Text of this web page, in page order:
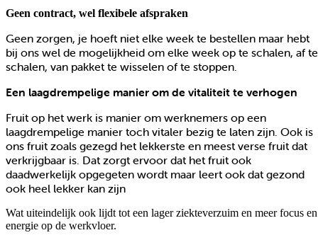
Geen contract, wel flexibele afspraken
Geen zorgen, je hoeft niet elke week te bestellen maar hebt
bij ons wel de mogelijkheid om elke week op te schalen, af te
schalen, van pakket te wisselen of te stoppen.
Een laagdrempelige manier om de vitaliteit te verhogen
Fruit op het werk is manier om werknemers op een
laagdrempelige manier toch vitaler bezig te laten zijn. Ook is
ons fruit zoals gezegd het lekkerste en meest verse fruit dat
verkrijgbaar is. Dat zorgt ervoor dat het fruit ook
daadwerkelijk opgegeten wordt maar leert ook dat gezond
ook heel lekker kan zijn
Wat uiteindelijk ook lijdt tot een lager ziekteverzuim en meer focus en
energie op de werkvloer.